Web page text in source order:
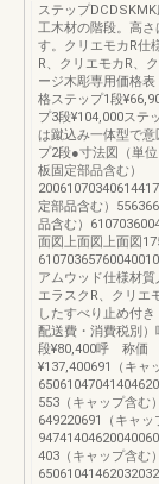
ステップ
工木材の階段。高
す。クリエモカR仕
R、クリエモカR、
ージ木彫専用価格
格ステップ1段
プ3段¥104,000ステ
は蹴込み一体型で
プ2段●寸法図（単
板固定部品含む）
定部品含む）
品含む）
面図上面図上面図
アムウッド仕様材
エラスクR、クリエ
したすべり止め付
配送費・消費税別
段¥80,400呼 称価
¥137,400691（キャ
553（キャップ含む
649220691（キャッ
403（キャップ含む